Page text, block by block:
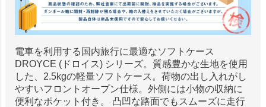
電車を利用する国内旅行に最適なソフトケース
DROYCE (ドロイス) シリーズ。質感豊かな生地を使用
した、2.5kgの軽量ソフトケース。荷物の出し入れがし
やすいフロントオープン仕様。外側には小物の収納に
便利なポケット付き。 凸凹な路面でもスムーズに走行